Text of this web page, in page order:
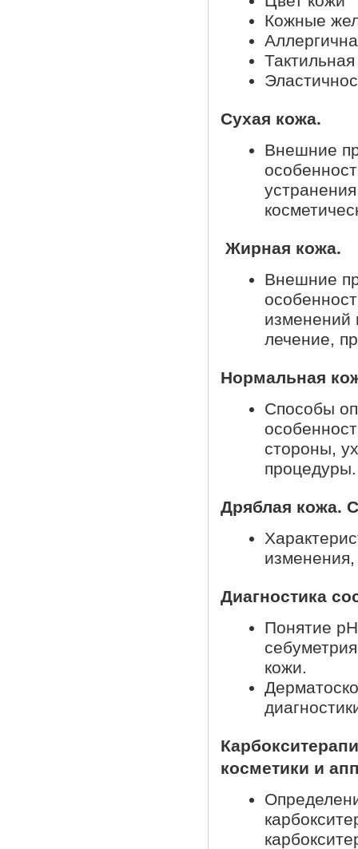
Кожные
Сухая кожа.
Внешние
Жирная кожа.
Внешние
изменений
лечение,
Нормальная
Способы
стороны,
процедуры.
Дряблая кожа.
Диагностика
Понятие
кожи.
косметики и